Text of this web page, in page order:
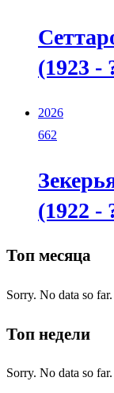
(1923 -
2026
662
(1922 -
Топ месяца
Sorry. No data so far.
Топ недели
Sorry. No data so far.